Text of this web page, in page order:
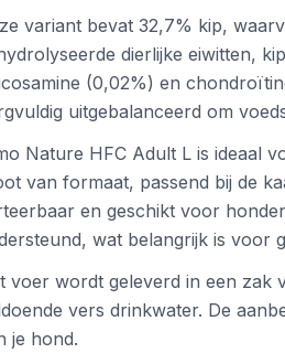
variant bevat 32,7% kip,
dierlijke eiwitten,
(0,02%) en
uitgebalanceerd om
Nature HFC Adult L is ideaal
van formaat, passend bij de
en geschikt voor
wat belangrijk is voor
voer wordt geleverd in een zak
vers drinkwater. De
je hond.